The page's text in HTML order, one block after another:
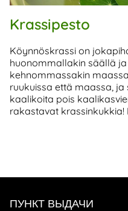
Krassipesto
Köynnöskrassi on
huonommallakin säällä
kehnommassakin
ruukuissa että maassa, ja
kaalikoita pois
rakastavat krassinkukkia!
ПУНКТ ВЫДАЧИ